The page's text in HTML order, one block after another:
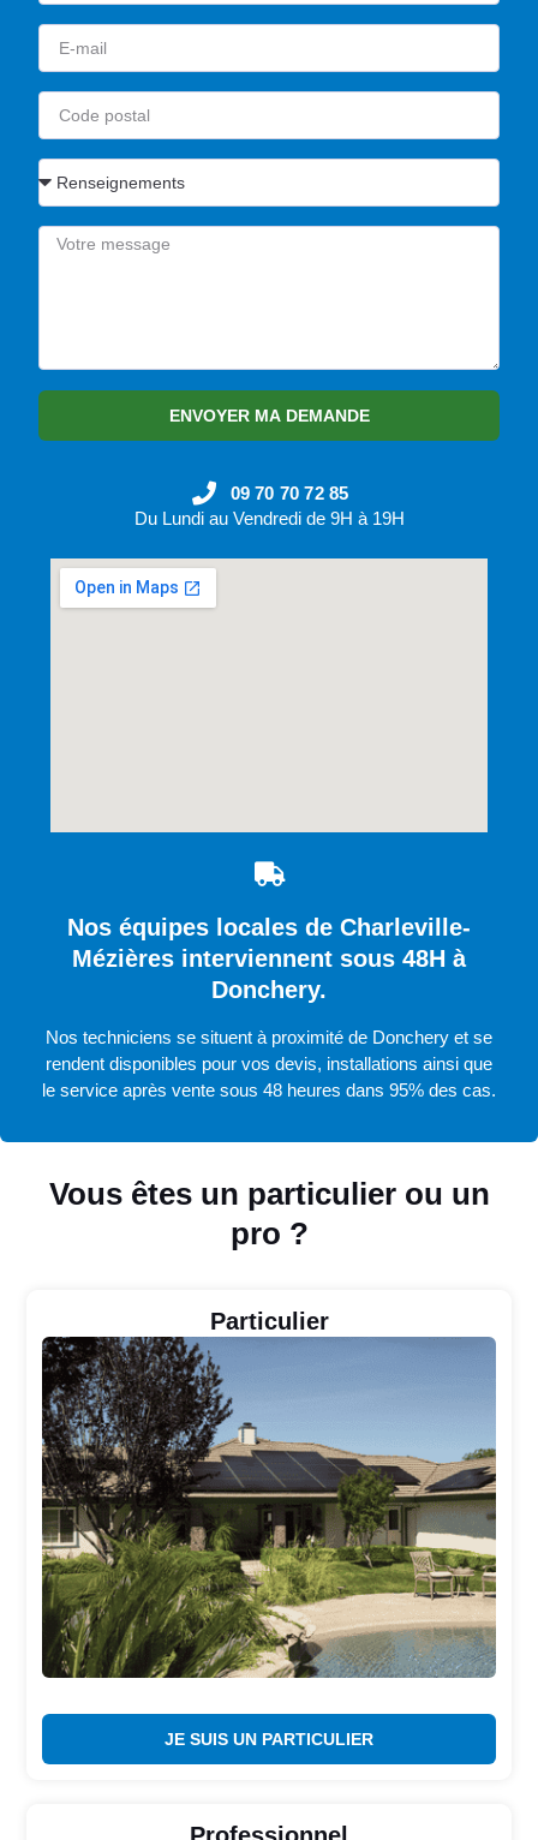
Vous êtes un particulier ou un
pro ?
Particulier
JE SUIS UN PARTICULIER
ENVOYER MA DEMANDE
09 70 70 72 85
Du Lundi au Vendredi de 9H à 19H
Nos équipes locales de Charleville-
Mézières interviennent sous 48H à
Donchery.
Nos techniciens se situent à proximité de Donchery et se
rendent disponibles pour vos devis, installations ainsi que
le service après vente sous 48 heures dans 95% des cas.